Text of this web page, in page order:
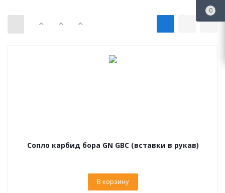
Сопло карбид бора GN GBC (вставки в рукав)
В корзину
0